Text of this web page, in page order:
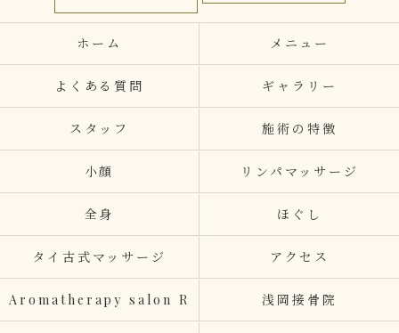
ホーム メニュー
よくある質問 ギャラリー
スタッフ 施術の特徴
小顔 リンパマッサージ
全身 ほぐし
タイ古式マッサージ アクセス
Aromatherapy salon R 浅岡接骨院